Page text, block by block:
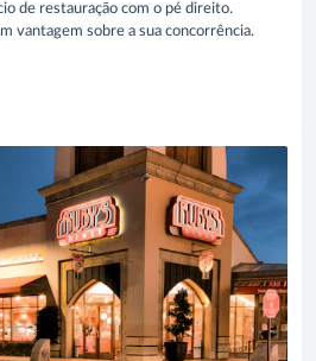
de restauração com o pé direito.
vantagem sobre a sua concorrência.